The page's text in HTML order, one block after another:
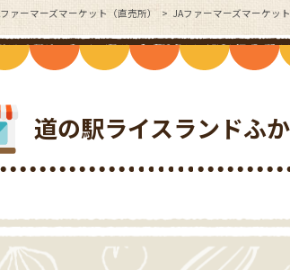
ァーマーズマーケット（直売所） JAファーマーズマーケッ
道の駅ライスランドふ